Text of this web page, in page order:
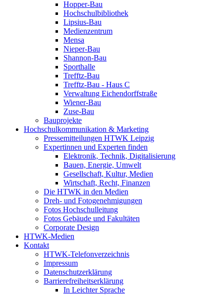
Hopper-Bau
Hochschulbibliothek
Lipsius-Bau
Medienzentrum
Mensa
Nieper-Bau
Shannon-Bau
Sporthalle
Trefftz-Bau
Trefftz-Bau - Haus C
Verwaltung Eichendorffstraße
Wiener-Bau
Zuse-Bau
Bauprojekte
Hochschulkommunikation & Marketing
Pressemitteilungen HTWK Leipzig
Expertinnen und Experten finden
Elektronik, Technik, Digitalisierung
Bauen, Energie, Umwelt
Gesellschaft, Kultur, Medien
Wirtschaft, Recht, Finanzen
Die HTWK in den Medien
Dreh- und Fotogenehmigungen
Fotos Hochschulleitung
Fotos Gebäude und Fakultäten
Corporate Design
HTWK-Medien
Kontakt
HTWK-Telefonverzeichnis
Impressum
Datenschutzerklärung
Barrierefreiheitserklärung
In Leichter Sprache